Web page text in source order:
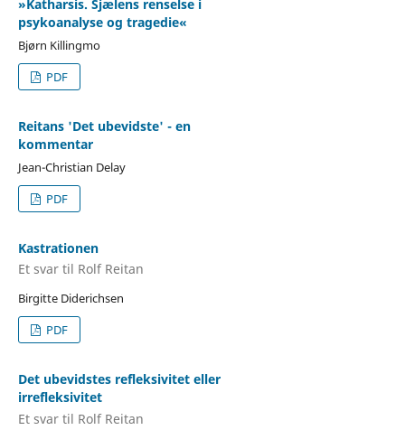
»Katharsis. Sjælens renselse i
psykoanalyse og tragedie«
Bjørn Killingmo
PDF
Reitans 'Det ubevidste' - en
kommentar
Jean-Christian Delay
PDF
Kastrationen
Et svar til Rolf Reitan
Birgitte Diderichsen
PDF
Det ubevidstes refleksivitet eller
irrefleksivitet
Et svar til Rolf Reitan